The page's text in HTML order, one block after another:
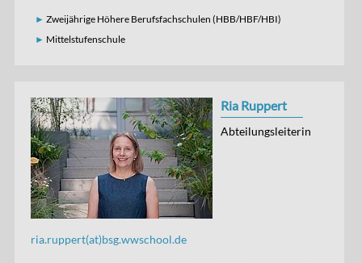
Zweijährige Höhere Berufsfachschulen (HBB/HBF/HBI)
Mittelstufenschule
Ria Ruppert
Abteilungsleiterin
ria.ruppert(at)bsg.wwschool.de